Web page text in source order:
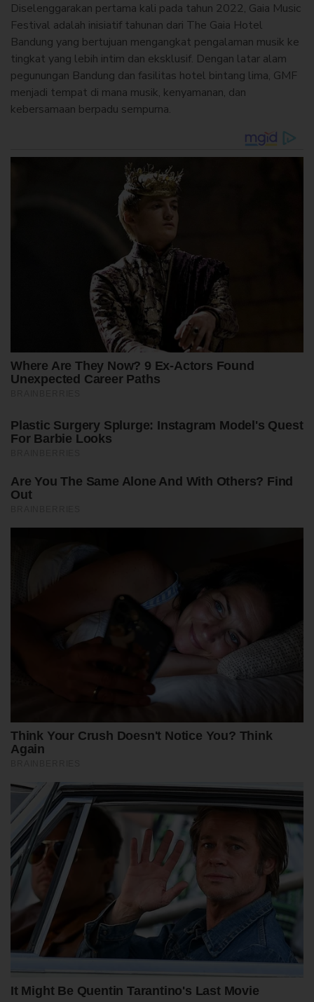
Diselenggarakan pertama kali pada tahun 2022, Gaia Music
Festival adalah inisiatif tahunan dari The Gaia Hotel
Bandung yang bertujuan mengangkat pengalaman musik ke
tingkat yang lebih intim dan eksklusif. Dengan latar alam
pegunungan Bandung dan fasilitas hotel bintang lima, GMF
menjadi tempat di mana musik, kenyamanan, dan
kebersamaan berpadu sempurna.